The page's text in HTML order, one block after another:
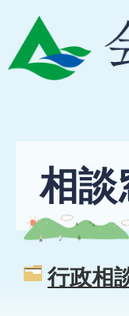
相談
行政相